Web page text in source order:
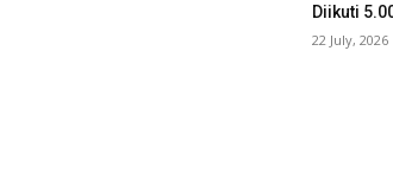
Diikuti
22 July, 2026